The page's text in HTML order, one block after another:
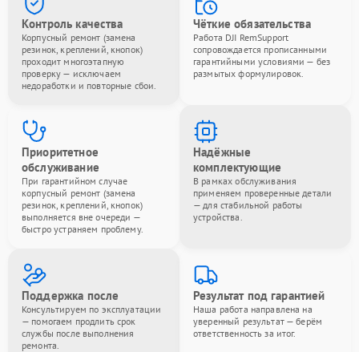
Контроль качества
Корпусный ремонт (замена
резинок, креплений, кнопок)
проходит многоэтапную
проверку — исключаем
недоработки и повторные сбои.
Чёткие обязательства
Работа DJI RemSupport
сопровождается прописанными
гарантийными условиями — без
размытых формулировок.
Приоритетное
обслуживание
При гарантийном случае
корпусный ремонт (замена
резинок, креплений, кнопок)
выполняется вне очереди —
быстро устраняем проблему.
Надёжные
комплектующие
В рамках обслуживания
применяем проверенные детали
— для стабильной работы
устройства.
Поддержка после
Консультируем по эксплуатации
— помогаем продлить срок
службы после выполнения
ремонта.
Результат под гарантией
Наша работа направлена на
уверенный результат — берём
ответственность за итог.